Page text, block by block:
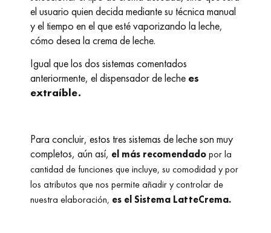
el usuario quien decida mediante su técnica manual
y el tiempo en el que esté vaporizando la leche,
cómo desea la crema de leche.
Igual que los dos sistemas comentados
anteriormente, el dispensador de leche es
extraíble.
Para concluir, estos tres sistemas de leche son muy
completos, aún así, el más recomendadopor la
cantidad de funciones que incluye, su comodidad y por
los atributos que nos permite añadir y controlar de
nuestra elaboración, es el Sistema LatteCrema.